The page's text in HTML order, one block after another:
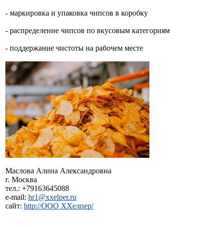
- маркировка и упаковка чипсов в коробку
- распределение чипсов по вкусовым категориям
- поддержание чистоты на рабочем месте
Маслова Алина Александровна
г. Москва
тел.: +79163645088
e-mail: hr1@xxelper.ru
сайт: http://ООО ХХелпер/